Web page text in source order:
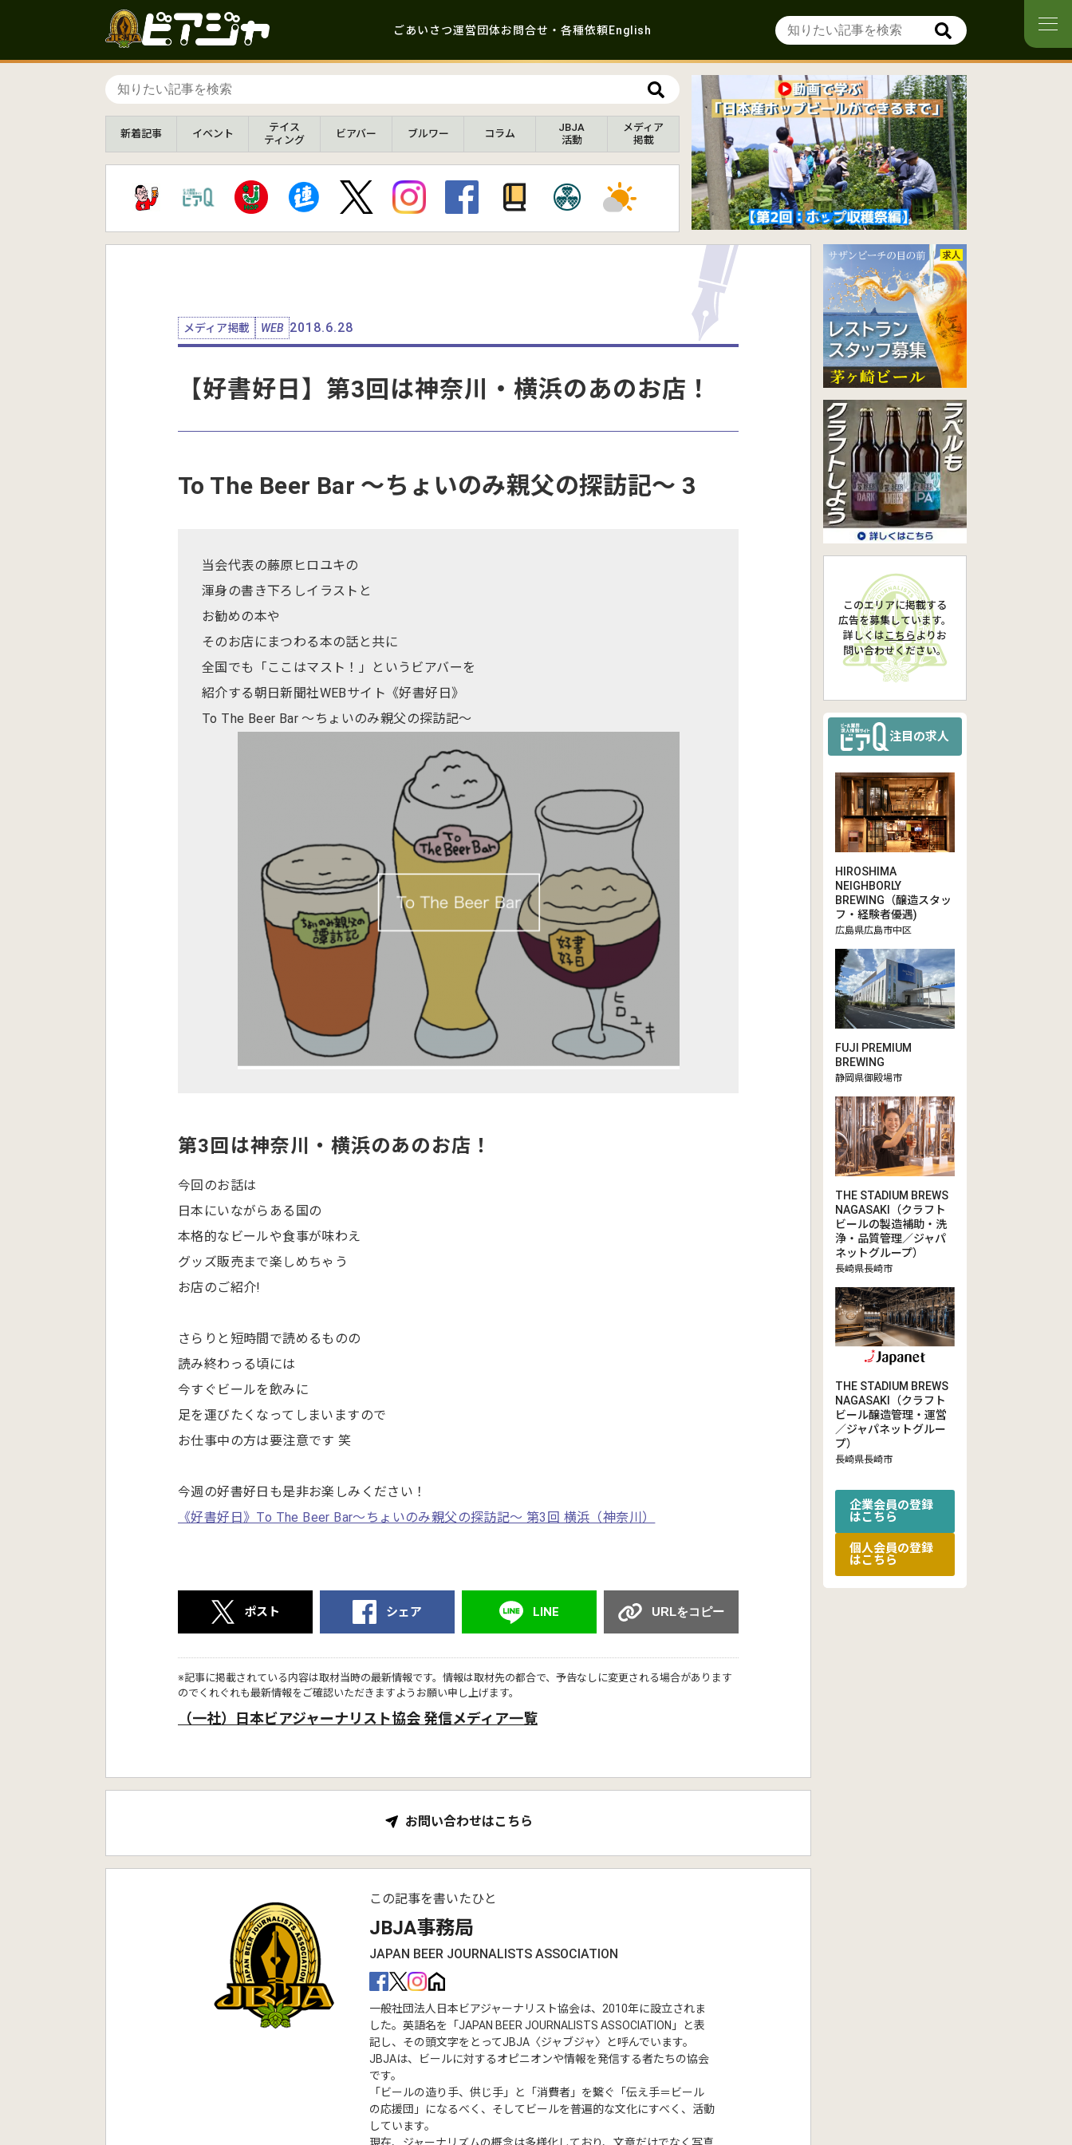
ごあいさつ運営団体お問合せ・各種依頼English
新着記事 イベント
テイス
ティング
ビアバー ブルワー コラム
JBJA
活動
メディア
掲載
メディア掲載 WEB 2018.6.28
【好書好日】第3回は神奈川・横浜のあのお店！
To The Beer Bar ～ちょいのみ親父の探訪記～ 3
当会代表の藤原ヒロユキの
渾身の書き下ろしイラストと
お勧めの本や
そのお店にまつわる本の話と共に
全国でも「ここはマスト！」というビアバーを
紹介する朝日新聞社WEBサイト《好書好日》
To The Beer Bar 〜ちょいのみ親父の探訪記〜
第3回は神奈川・横浜のあのお店！
今回のお話は
日本にいながらある国の
本格的なビールや食事が味わえ
グッズ販売まで楽しめちゃう
お店のご紹介!
さらりと短時間で読めるものの
読み終わっる頃には
今すぐビールを飲みに
足を運びたくなってしまいますので
お仕事中の方は要注意です 笑
今週の好書好日も是非お楽しみください！
《好書好日》To The Beer Bar～ちょいのみ親父の探訪記～ 第3回 横浜（神奈川）
ポスト シェア LINE URLをコピー
※記事に掲載されている内容は取材当時の最新情報です。情報は取材先の都合で、予告なしに変更される場合があります
のでくれぐれも最新情報をご確認いただきますようお願い申し上げます。
（一社）日本ビアジャーナリスト協会 発信メディア一覧
お問い合わせはこちら
この記事を書いたひと
JBJA事務局
JAPAN BEER JOURNALISTS ASSOCIATION
一般社団法人日本ビアジャーナリスト協会は、2010年に設立されま
した。英語名を「JAPAN BEER JOURNALISTS ASSOCIATION」と表
記し、その頭文字をとってJBJA〈ジャブジャ〉と呼んでいます。
JBJAは、ビールに対するオピニオンや情報を発信する者たちの協会
です。
「ビールの造り手、供じ手」と「消費者」を繋ぐ「伝え手＝ビール
の応援団」になるべく、そしてビールを普遍的な文化にすべく、活動
しています。
このエリアに掲載する
広告を募集しています。
詳しくは こちらより お
問い合わせください。
注目の求人
HIROSHIMA
NEIGHBORLY
BREWING（醸造スタッ
フ・経験者優遇)
広島県広島市中区
FUJI PREMIUM
BREWING
静岡県御殿場市
THE STADIUM BREWS
NAGASAKI（クラフト
ビールの製造補助・洗
浄・品質管理／ジャパ
ネットグループ）
長崎県長崎市
THE STADIUM BREWS
NAGASAKI（クラフト
ビール醸造管理・運営
／ジャパネットグルー
プ）
長崎県長崎市
企業会員の登録
はこちら
個人会員の登録
はこちら